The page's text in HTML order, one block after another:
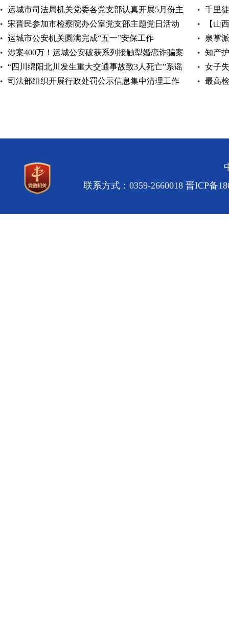
运城市司法局机关党委各党支部认真开展5月份主
题党日活动
千里
宋晋民参加市检察院办公室党支部主题党日活动
【山
升
运城市公安机关圆满完成“五一”安保工作
泉掌
涉案400万！运城公安破获系列接触型婚恋诈骗案
知产
“四川绵阳北川发生重大交通事故致3人死亡”系谣
言
女子
司法部组织开展行政处罚公示信息集中清理工作
最高
联系方式：0359-2660018 晋ICP备